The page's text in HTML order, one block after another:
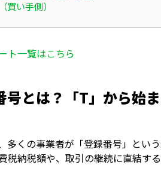
買い手側）
ト一覧はこちら
号とは？「T」から始
多くの事業者が「登録番号」とい
税納税額や、取引の継続に直結す